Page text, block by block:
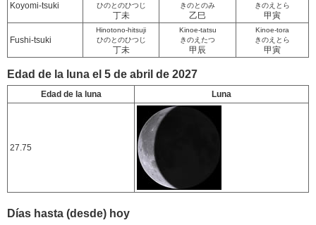
Koyomi-tsuki
ひのとのひつじ
丁未
きのとのみ
乙巳
きのえとら
甲寅
Fushi-tsuki
Hinotono-hitsuji
ひのとのひつじ
丁未
Kinoe-tatsu
きのえたつ
甲辰
Kinoe-tora
きのえとら
甲寅
Edad de la luna el 5 de abril de 2027
Edad de la luna Luna
27.75
Días hasta (desde) hoy